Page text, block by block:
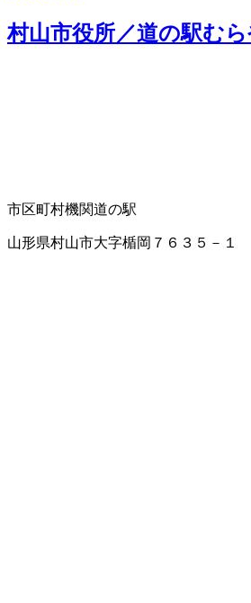
村山市役所／道の駅むら
市区町村機関道の駅
山形県村山市大字楯岡７６３５－１